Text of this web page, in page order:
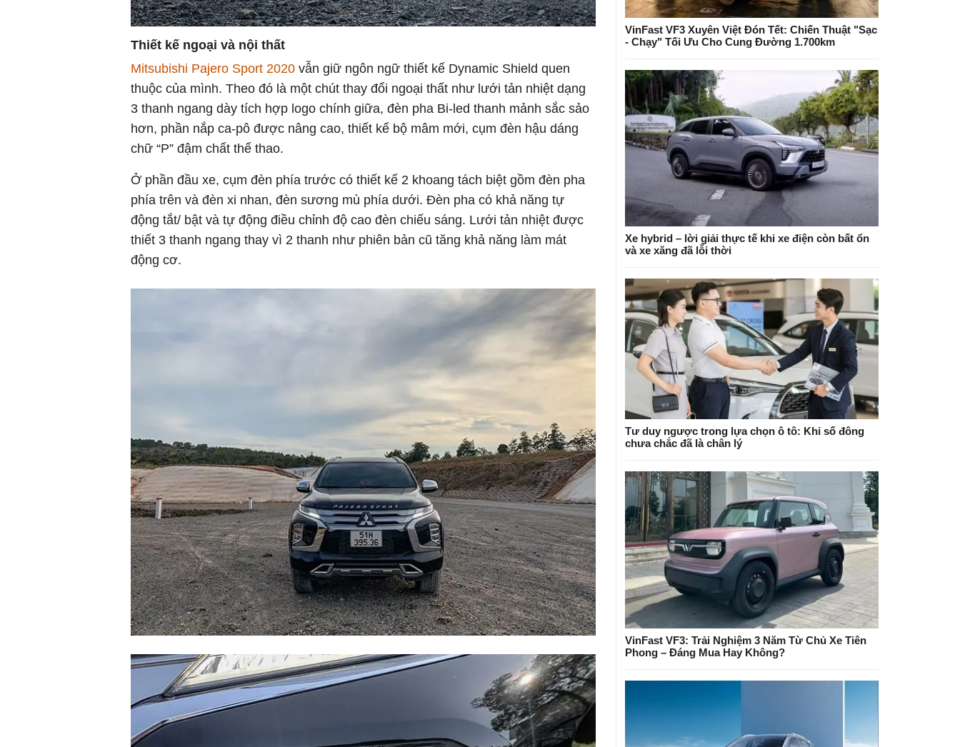
Thiết kế ngoại và nội thất
Mitsubishi Pajero Sport 2020 vẫn giữ ngôn ngữ thiết kế Dynamic Shield quen
thuộc của mình. Theo đó là một chút thay đổi ngoại thất như lưới tản nhiệt dạng
3 thanh ngang dày tích hợp logo chính giữa, đèn pha Bi-led thanh mảnh sắc sảo
hơn, phần nắp ca-pô được nâng cao, thiết kế bộ mâm mới, cụm đèn hậu dáng
chữ “P” đậm chất thể thao.
Ở phần đầu xe, cụm đèn phía trước có thiết kế 2 khoang tách biệt gồm đèn pha
phía trên và đèn xi nhan, đèn sương mù phía dưới. Đèn pha có khả năng tự
động tắt/ bật và tự động điều chỉnh độ cao đèn chiếu sáng. Lưới tản nhiệt được
thiết 3 thanh ngang thay vì 2 thanh như phiên bản cũ tăng khả năng làm mát
động cơ.
VinFast VF3 Xuyên Việt Đón Tết: Chiến Thuật "Sạc
- Chạy" Tối Ưu Cho Cung Đường 1.700km
Xe hybrid – lời giải thực tế khi xe điện còn bất ổn
và xe xăng đã lỗi thời
Tư duy ngược trong lựa chọn ô tô: Khi số đông
chưa chắc đã là chân lý
VinFast VF3: Trải Nghiệm 3 Năm Từ Chủ Xe Tiên
Phong – Đáng Mua Hay Không?